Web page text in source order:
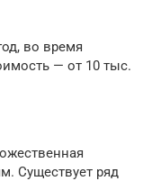
во время
— от 10 тыс.
Существует ряд